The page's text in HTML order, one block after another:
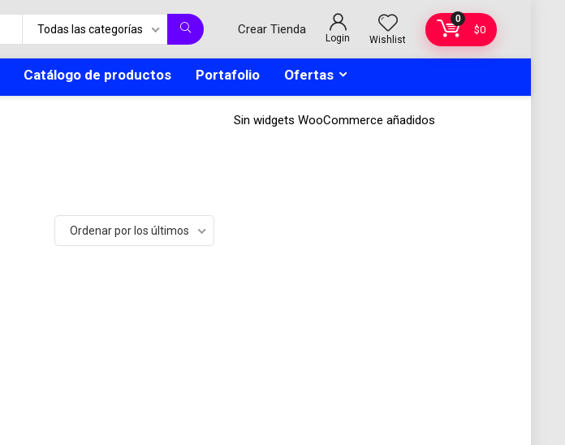
Todas las categorías Crear Tienda
Login Wishlist
0
$0
Catálogo de productos Portafolio Ofertas
Ordenar por los últimos
Sin widgets WooCommerce añadidos